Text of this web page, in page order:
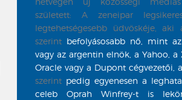
született: A zeneipar
legtehetségesebb üdvöskéje, aki
szerint befolyásosabb nő, mint
vagy az argentin elnök, a Yahoo, a
Oracle vagy a Dupont cégvezetői, a
szerint pedig egyenesen a
celeb Oprah Winfrey-t is